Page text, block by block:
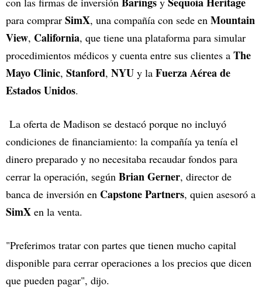
para comprar SimX, una compañía con sede en Mountain
View, California, que tiene una plataforma para simular
procedimientos médicos y cuenta entre sus clientes a The
Mayo Clinic, Stanford, NYU y la Fuerza Aérea de
Estados Unidos.
La oferta de Madison se destacó porque no incluyó
condiciones de financiamiento: la compañía ya tenía el
dinero preparado y no necesitaba recaudar fondos para
cerrar la operación, según Brian Gerner, director de
banca de inversión en Capstone Partners, quien asesoró a
SimX en la venta.
"Preferimos tratar con partes que tienen mucho capital
disponible para cerrar operaciones a los precios que dicen
que pueden pagar", dijo.